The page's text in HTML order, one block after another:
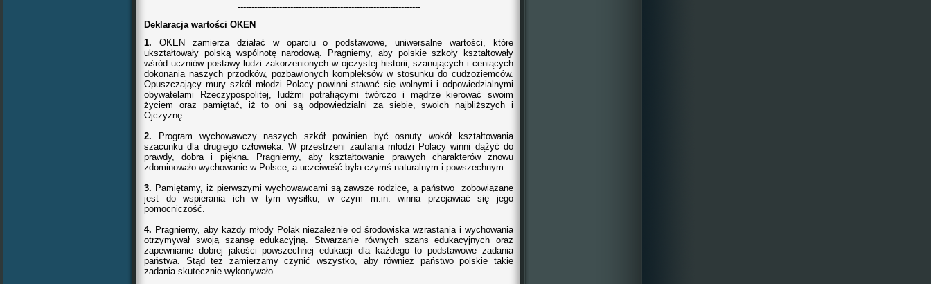
------------------------------------------------------------------
Deklaracja wartości OKEN
1. OKEN zamierza działać w oparciu o podstawowe, uniwersalne wartości, które
ukształtowały polską wspólnotę narodową. Pragniemy, aby polskie szkoły kształtowały
wśród uczniów postawy ludzi zakorzenionych w ojczystej historii, szanujących i ceniących
dokonania naszych przodków, pozbawionych kompleksów w stosunku do cudzoziemców.
Opuszczający mury szkół młodzi Polacy powinni stawać się wolnymi i odpowiedzialnymi
obywatelami Rzeczypospolitej, ludźmi potrafiącymi twórczo i mądrze kierować swoim
życiem oraz pamiętać, iż to oni są odpowiedzialni za siebie, swoich najbliższych i
Ojczyznę.
2. Program wychowawczy naszych szkół powinien być osnuty wokół kształtowania
szacunku dla drugiego człowieka. W przestrzeni zaufania młodzi Polacy winni dążyć do
prawdy, dobra i piękna. Pragniemy, aby kształtowanie prawych charakterów znowu
zdominowało wychowanie w Polsce, a uczciwość była czymś naturalnym i powszechnym.
3. Pamiętamy, iż pierwszymi wychowawcami są zawsze rodzice, a państwo zobowiązane
jest do wspierania ich w tym wysiłku, w czym m.in. winna przejawiać się jego
pomocniczość.
4. Pragniemy, aby każdy młody Polak niezależnie od środowiska wzrastania i wychowania
otrzymywał swoją szansę edukacyjną. Stwarzanie równych szans edukacyjnych oraz
zapewnianie dobrej jakości powszechnej edukacji dla każdego to podstawowe zadania
państwa. Stąd też zamierzamy czynić wszystko, aby również państwo polskie takie
zadania skutecznie wykonywało.